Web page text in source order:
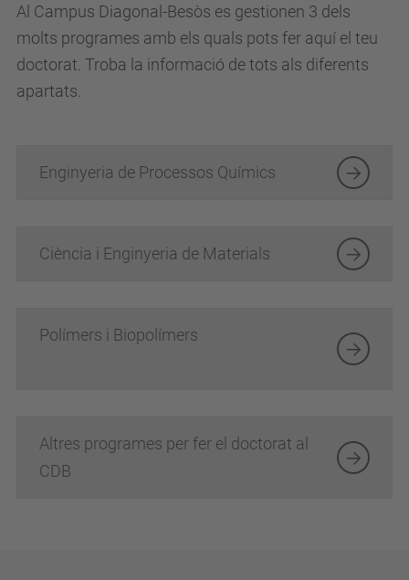
Al Campus Diagonal-Besòs es gestionen 3 dels
molts programes amb els quals pots fer aquí el teu
doctorat. Troba la informació de tots als diferents
apartats.
Enginyeria de Processos Químics
Ciència i Enginyeria de Materials
Polímers i Biopolímers
Altres programes per fer el doctorat al
CDB